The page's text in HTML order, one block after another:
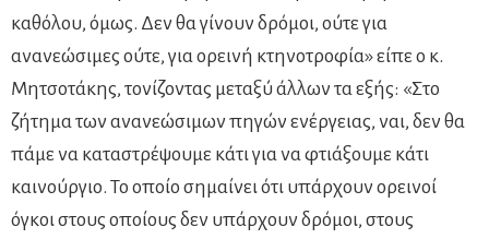
καθόλου, όμως. Δεν θα γίνουν δρόμοι, ούτε για
ανανεώσιμες ούτε, για ορεινή κτηνοτροφία» είπε ο κ.
Μητσοτάκης, τονίζοντας μεταξύ άλλων τα εξής: «Στο
ζήτημα των ανανεώσιμων πηγών ενέργειας, ναι, δεν θα
πάμε να καταστρέψουμε κάτι για να φτιάξουμε κάτι
καινούργιο. Το οποίο σημαίνει ότι υπάρχουν ορεινοί
όγκοι στους οποίους δεν υπάρχουν δρόμοι, στους